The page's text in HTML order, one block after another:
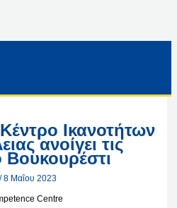
Ικανοτήτων
ανοίγει τις
Βουκουρέστι
/8 Μαΐου 2023